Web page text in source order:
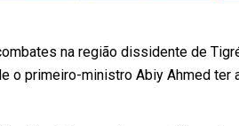
na região dissidente de
o primeiro-ministro Abiy Ahmed ter